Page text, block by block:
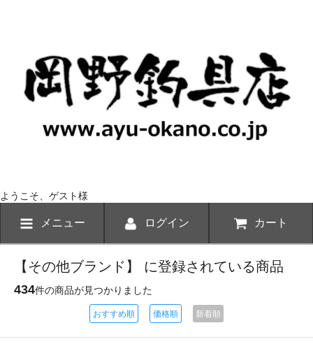
ようこそ、ゲスト様
メニュー ログイン カート
【その他ブランド】 に登録されている商品
434件の商品が見つかりました
おすすめ順 価格順 新着順